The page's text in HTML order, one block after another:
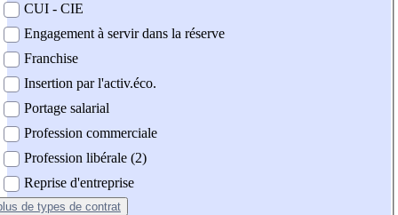
CUI - CIE
Engagement à servir dans la réserve
Franchise
Insertion par l'activ.éco.
Portage salarial
Profession commerciale
Profession libérale (2)
Reprise d'entreprise
de types de contrat